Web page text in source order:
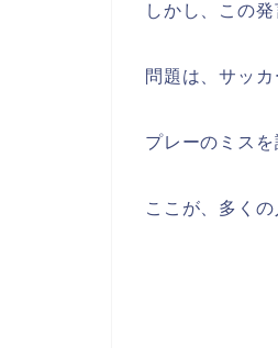
しかし、この
問題は、サッ
プレーのミス
ここが、多く